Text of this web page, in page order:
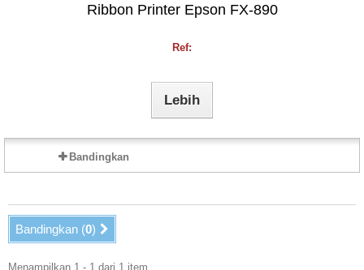
Ribbon Printer Epson FX-890
Ref:
Lebih
Bandingkan
Bandingkan (0)
Menampilkan 1 - 1 dari 1 item